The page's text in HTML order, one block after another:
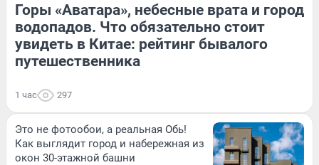
Горы «Аватара», небесные врата и город
водопадов. Что обязательно стоит
увидеть в Китае: рейтинг бывалого
путешественника
1 час 297
Это не фотообои, а реальная Обь!
Как выглядит город и набережная из
окон 30-этажной башни